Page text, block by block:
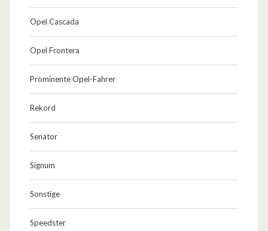
Opel Cascada
Opel Frontera
Prominente Opel-Fahrer
Rekord
Senator
Signum
Sonstige
Speedster